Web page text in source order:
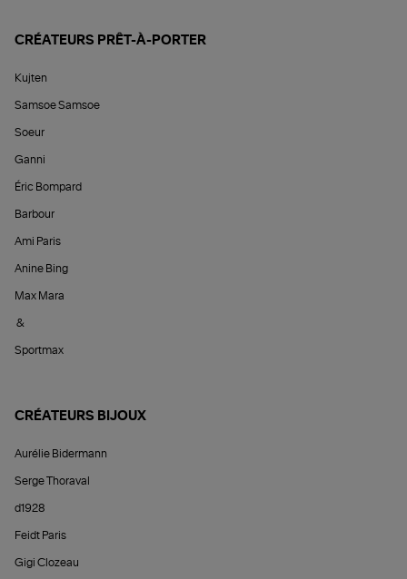
CRÉATEURS PRÊT-À-PORTER
Kujten
Samsoe Samsoe
Soeur
Ganni
Éric Bompard
Barbour
Ami Paris
Anine Bing
Max Mara
&
Sportmax
CRÉATEURS BIJOUX
Aurélie Bidermann
Serge Thoraval
d1928
Feidt Paris
Gigi Clozeau